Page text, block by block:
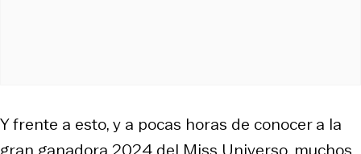
Y frente a esto, y a pocas horas de conocer a la